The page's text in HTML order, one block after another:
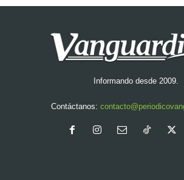
Informando desde 2009.
Contáctanos: